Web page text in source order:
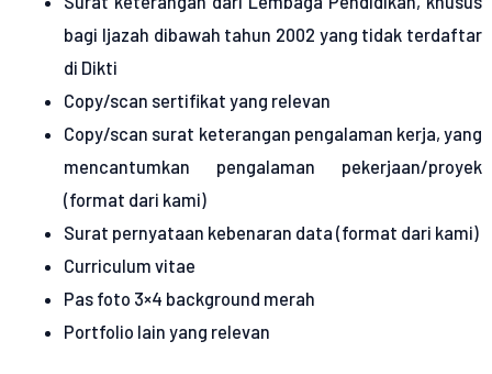
bagi Ijazah dibawah tahun 2002 yang tidak terdaftar
di Dikti
Copy/scan sertifikat yang relevan
Copy/scan surat keterangan pengalaman kerja, yang
mencantumkan pengalaman pekerjaan/proyek
(format dari kami)
Surat pernyataan kebenaran data (format dari kami)
Curriculum vitae
Pas foto 3×4 background merah
Portfolio lain yang relevan